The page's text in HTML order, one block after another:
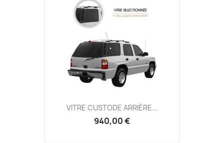
VITRE CUSTODE ARRIÈRE...
940,00 €